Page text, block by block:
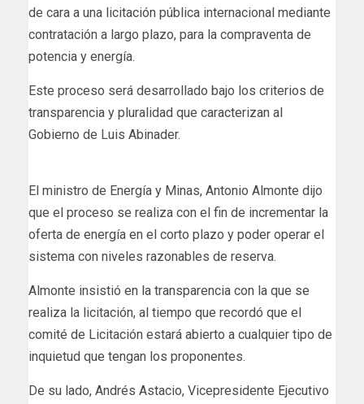
de cara a una licitación pública internacional mediante
contratación a largo plazo, para la compraventa de
potencia y energía.
Este proceso será desarrollado bajo los criterios de
transparencia y pluralidad que caracterizan al
Gobierno de Luis Abinader.
El ministro de Energía y Minas, Antonio Almonte dijo
que el proceso se realiza con el fin de incrementar la
oferta de energía en el corto plazo y poder operar el
sistema con niveles razonables de reserva.
Almonte insistió en la transparencia con la que se
realiza la licitación, al tiempo que recordó que el
comité de Licitación estará abierto a cualquier tipo de
inquietud que tengan los proponentes.
De su lado, Andrés Astacio, Vicepresidente Ejecutivo